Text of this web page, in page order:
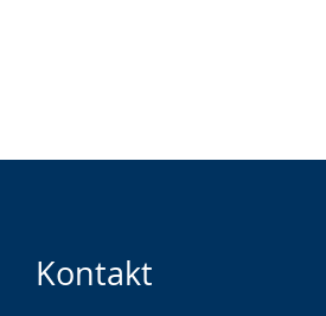
Kontakt